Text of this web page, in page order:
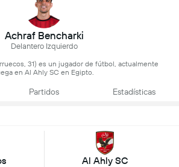
Achraf Bencharki
Delantero Izquierdo
31) es un jugador de fútbol, actualmente
en Al Ahly SC en Egipto.
Partidos Estadísticas
Al Ahly SC